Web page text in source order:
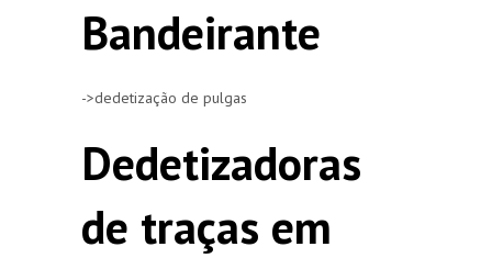
Bandeirante
->dedetização de pulgas
Dedetizadoras
de traças em